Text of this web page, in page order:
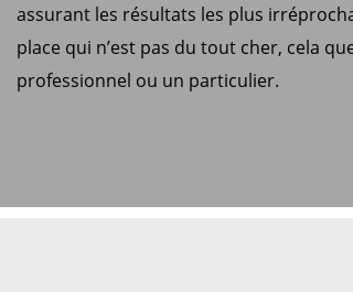
assurant les résultats les plus
place qui n’est pas du tout cher, cela
professionnel ou un particulier.